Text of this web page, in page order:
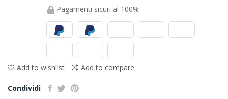
Pagamenti sicuri al 100%
Add to wishlist Add to compare
Condividi